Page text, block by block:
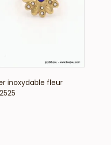
LE PRIX
inoxydable fleur